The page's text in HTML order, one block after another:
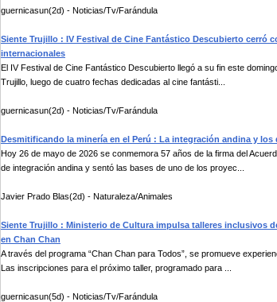
guernicasun(2d) - Noticias/Tv/Farándula
Siente Trujillo : IV Festival de Cine Fantástico Descubierto cerró
internacionales
El IV Festival de Cine Fantástico Descubierto llegó a su fin este
Trujillo, luego de cuatro fechas dedicadas al cine fantásti...
guernicasun(2d) - Noticias/Tv/Farándula
Desmitificando la minería en el Perú : La integración andina y los
Hoy 26 de mayo de 2026 se conmemora 57 años de la firma del
de integración andina y sentó las bases de uno de los proyec...
Javier Prado Blas(2d) - Naturaleza/Animales
Siente Trujillo : Ministerio de Cultura impulsa talleres inclusivos
en Chan Chan
A través del programa “Chan Chan para Todos”, se promueve
Las inscripciones para el próximo taller, programado para ...
guernicasun(5d) - Noticias/Tv/Farándula